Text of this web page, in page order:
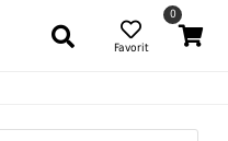
Favorit
0